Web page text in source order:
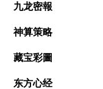
九龙密報
神算策略
藏宝彩圖
东方心经